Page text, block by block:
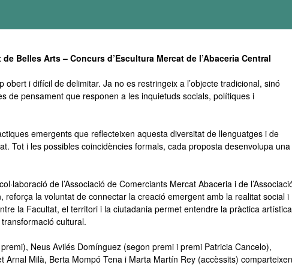
Belles Arts – Concurs d’Escultura Mercat de l’Abaceria Central
obert i difícil de delimitar. Ja no es restringeix a l’objecte tradicional, sinó
de pensament que responen a les inquietuds socials, polítiques i
emergents que reflecteixen aquesta diversitat de llenguatges i de
Tot i les possibles coincidències formals, cada proposta desenvolupa una
de l’Associació de Comerciants Mercat Abaceria i de
reforça la voluntat de connectar la creació emergent amb la realitat social i
la Facultat, el territori i la ciutadania permet entendre la pràctica artística
cultural.
Neus Avilés Domínguez (segon premi i premi Patricia Cancelo),
Arnal Milà, Berta Mompó Tena i Marta Martín Rey (accèssits) comparteixen